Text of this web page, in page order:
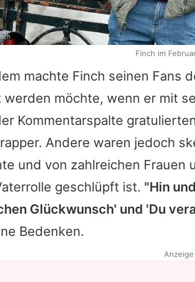
machte Finch seinen Fans
werden möchte, wenn er mit
Kommentarspalte
Andere waren jedoch
und von zahlreichen Frauen
geschlüpft ist. "Hin
Glückwunsch' und 'Du
Bedenken.
Finch im
Anzeige